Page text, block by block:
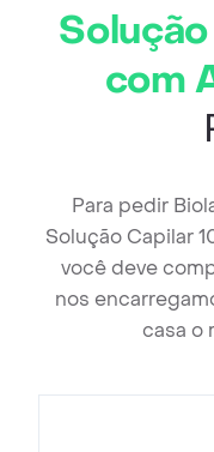
com
Para pedir
Solução Capilar
você deve
nos
casa o